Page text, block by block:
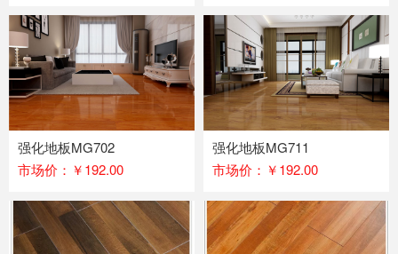
强化地板MG702
市场价：￥192.00
强化地板MG711
市场价：￥192.00